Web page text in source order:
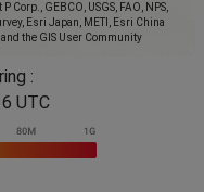
Corp., GEBCO, USGS, FAO, NPS,
Esri Japan, METI, Esri China
the GIS User Community
:
UTC